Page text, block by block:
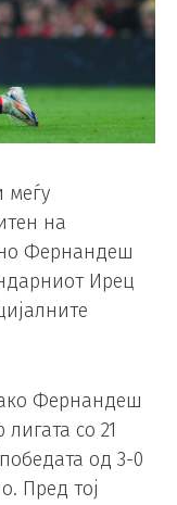
меѓу
на
Фернандеш
Ирец
Фернандеш
со 21
од 3-0
Пред тој